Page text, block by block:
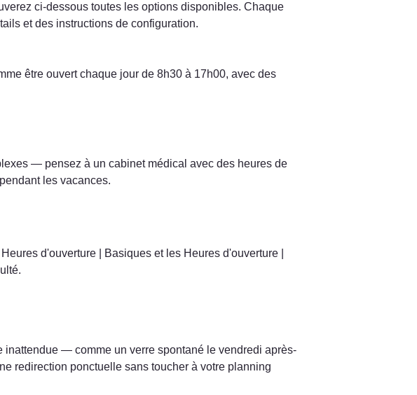
ci-dessous toutes les options disponibles. Chaque
et des instructions de configuration.
être ouvert chaque jour de 8h30 à 17h00, avec des
— pensez à un cabinet médical avec des heures de
les vacances.
d'ouverture | Basiques et les Heures d'ouverture |
— comme un verre spontané le vendredi après-
redirection ponctuelle sans toucher à votre planning